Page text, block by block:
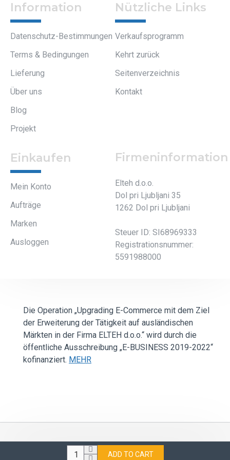
ADD TO CART
Information
Datenschutz-Bestimmungen
Terms & Bedingungen
Lieferung
Über uns
Blog
Projekt
Nützliche Links
Verkaufsprogramm
Kehrt zurück
Seitenverzeichnis
Kontakt
Einkaufen
Mein Konto
Aufträge
Marken
Ausloggen
Firmeninformation
Elteh d.o.o.
Dol pri Ljubljani 35
1262 Dol pri Ljubljani
Steuer ID: SI68969333
Registrationsnummer:
5591988000
Die Operation „Upgrading E-Commerce mit dem Ziel
der Erweiterung der Tätigkeit auf ausländischen
Märkten in der Firma ELTEH d.o.o.“ wird durch die
öffentliche Ausschreibung „E-BUSINESS 2019-2022“
kofinanziert. MEHR
Alle Rechte vorbehalten ©2022 - Elteh d.o.o.